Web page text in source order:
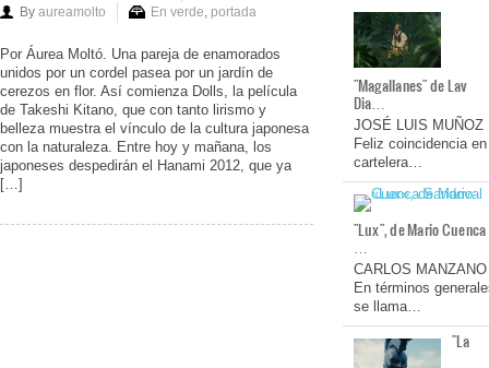
By aureamolto En verde, portada
Por Áurea Moltó. Una pareja de enamorados
unidos por un cordel pasea por un jardín de
cerezos en flor. Así comienza Dolls, la película
de Takeshi Kitano, que con tanto lirismo y
belleza muestra el vínculo de la cultura japonesa
con la naturaleza. Entre hoy y mañana, los
japoneses despedirán el Hanami 2012, que ya
[…]
"Magallanes" de Lav
Dia…
JOSÉ LUIS MUÑOZ
Feliz coincidencia en
cartelera…
"Lux", de Mario Cuenca
…
CARLOS MANZANO
En términos
se llama…
"La